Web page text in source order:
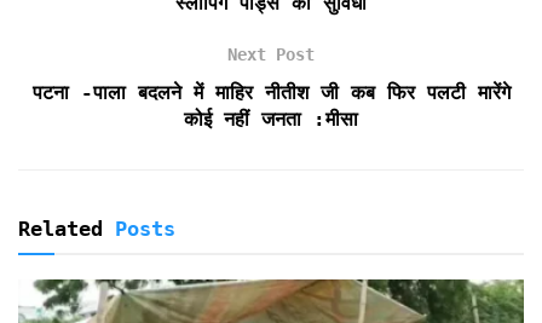
Next Post
पटना -पाला बदलने में माहिर नीतीश जी कब फिर पलटी मारेंगे
कोई नहीं जनता :मीसा
Related Posts